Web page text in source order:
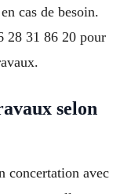
cas de besoin.
28 31 86 20 pour
selon
concertation avec